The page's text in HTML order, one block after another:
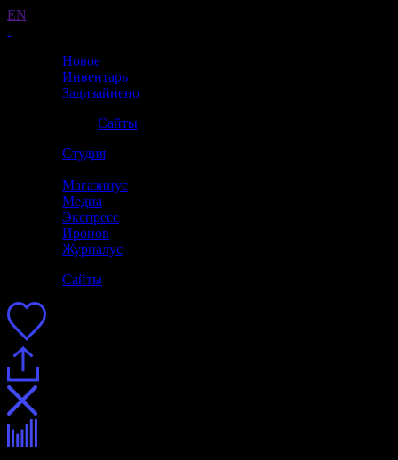
EN
Новое
Инвентарь
Задизайнено
Сайты
Студия
Магазинус
Медиа
Экспресс
Иронов
Журналус
Сайты